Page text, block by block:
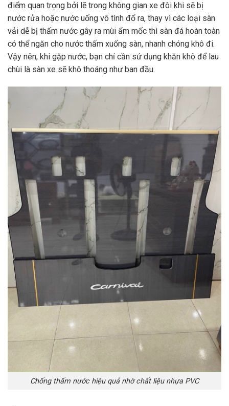
điểm quan trọng bởi lẽ trong không gian xe đôi khi sẽ bị
nước rửa hoặc nước uống vô tình đổ ra, thay vì các loại sàn
vải dễ bị thấm nước gây ra mùi ẩm mốc thì sàn đá hoàn toàn
có thể ngăn cho nước thấm xuống sàn, nhanh chóng khô đi.
Vậy nên, khi gặp nước, bạn chỉ cần sử dụng khăn khô để lau
chùi là sàn xe sẽ khô thoáng như ban đầu.
Chống thấm nước hiệu quả nhờ chất liệu nhựa PVC